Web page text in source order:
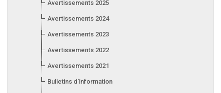
Avertissements 2025
Avertissements 2024
Avertissements 2023
Avertissements 2022
Avertissements 2021
Bulletins d'information 2021